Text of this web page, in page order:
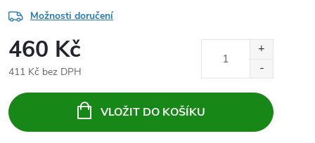
Možnosti doručení
460 Kč
411 Kč bez DPH
cena:
VLOŽIT DO KOŠÍKU